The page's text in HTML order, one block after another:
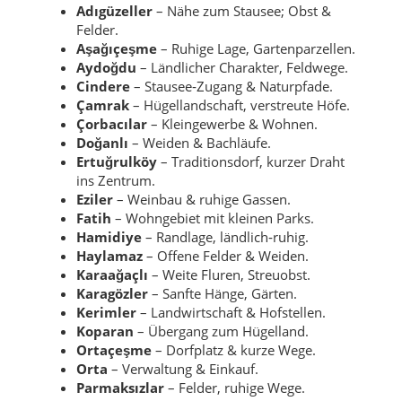
Adıgüzeller – Nähe zum Stausee; Obst &
Felder.
Aşağıçeşme – Ruhige Lage, Gartenparzellen.
Aydoğdu – Ländlicher Charakter, Feldwege.
Cindere – Stausee‑Zugang & Naturpfade.
Çamrak – Hügellandschaft, verstreute Höfe.
Çorbacılar – Kleingewerbe & Wohnen.
Doğanlı – Weiden & Bachläufe.
Ertuğrulköy – Traditionsdorf, kurzer Draht
ins Zentrum.
Eziler – Weinbau & ruhige Gassen.
Fatih – Wohngebiet mit kleinen Parks.
Hamidiye – Randlage, ländlich‑ruhig.
Haylamaz – Offene Felder & Weiden.
Karaağaçlı – Weite Fluren, Streuobst.
Karagözler – Sanfte Hänge, Gärten.
Kerimler – Landwirtschaft & Hofstellen.
Koparan – Übergang zum Hügelland.
Ortaçeşme – Dorfplatz & kurze Wege.
Orta – Verwaltung & Einkauf.
Parmaksızlar – Felder, ruhige Wege.